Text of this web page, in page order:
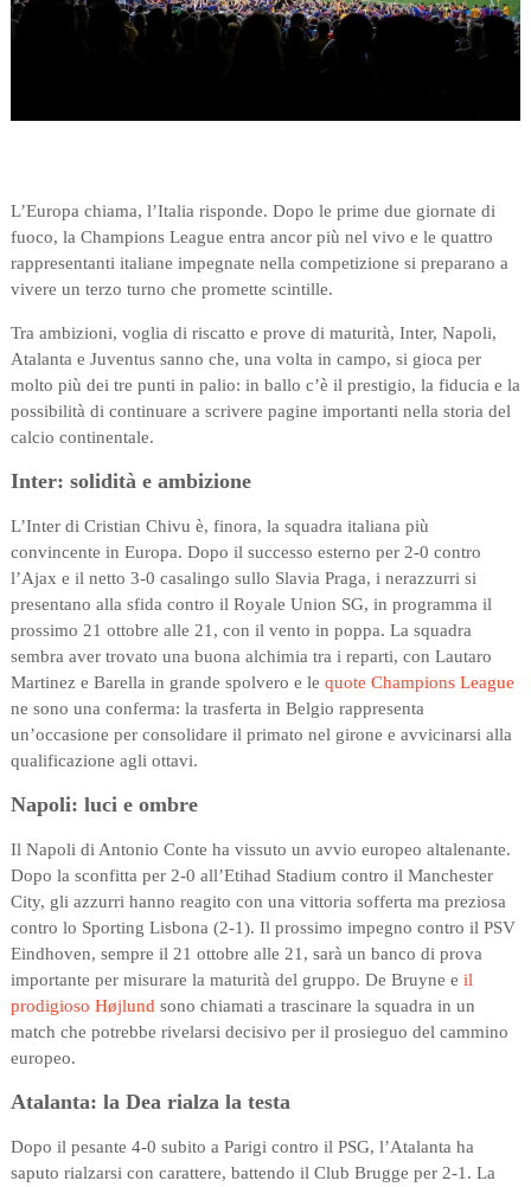
L’Europa chiama, l’Italia risponde. Dopo le prime due giornate di
fuoco, la Champions League entra ancor più nel vivo e le quattro
rappresentanti italiane impegnate nella competizione si preparano a
vivere un terzo turno che promette scintille.
Tra ambizioni, voglia di riscatto e prove di maturità, Inter, Napoli,
Atalanta e Juventus sanno che, una volta in campo, si gioca per
molto più dei tre punti in palio: in ballo c’è il prestigio, la fiducia e la
possibilità di continuare a scrivere pagine importanti nella storia del
calcio continentale.
Inter: solidità e ambizione
L’Inter di Cristian Chivu è, finora, la squadra italiana più
convincente in Europa. Dopo il successo esterno per 2-0 contro
l’Ajax e il netto 3-0 casalingo sullo Slavia Praga, i nerazzurri si
presentano alla sfida contro il Royale Union SG, in programma il
prossimo 21 ottobre alle 21, con il vento in poppa. La squadra
sembra aver trovato una buona alchimia tra i reparti, con Lautaro
Martinez e Barella in grande spolvero e le quote Champions League
ne sono una conferma: la trasferta in Belgio rappresenta
un’occasione per consolidare il primato nel girone e avvicinarsi alla
qualificazione agli ottavi.
Napoli: luci e ombre
Il Napoli di Antonio Conte ha vissuto un avvio europeo altalenante.
Dopo la sconfitta per 2-0 all’Etihad Stadium contro il Manchester
City, gli azzurri hanno reagito con una vittoria sofferta ma preziosa
contro lo Sporting Lisbona (2-1). Il prossimo impegno contro il PSV
Eindhoven, sempre il 21 ottobre alle 21, sarà un banco di prova
importante per misurare la maturità del gruppo. De Bruyne e il
prodigioso Højlund sono chiamati a trascinare la squadra in un
match che potrebbe rivelarsi decisivo per il prosieguo del cammino
europeo.
Atalanta: la Dea rialza la testa
Dopo il pesante 4-0 subito a Parigi contro il PSG, l’Atalanta ha
saputo rialzarsi con carattere, battendo il Club Brugge per 2-1. La